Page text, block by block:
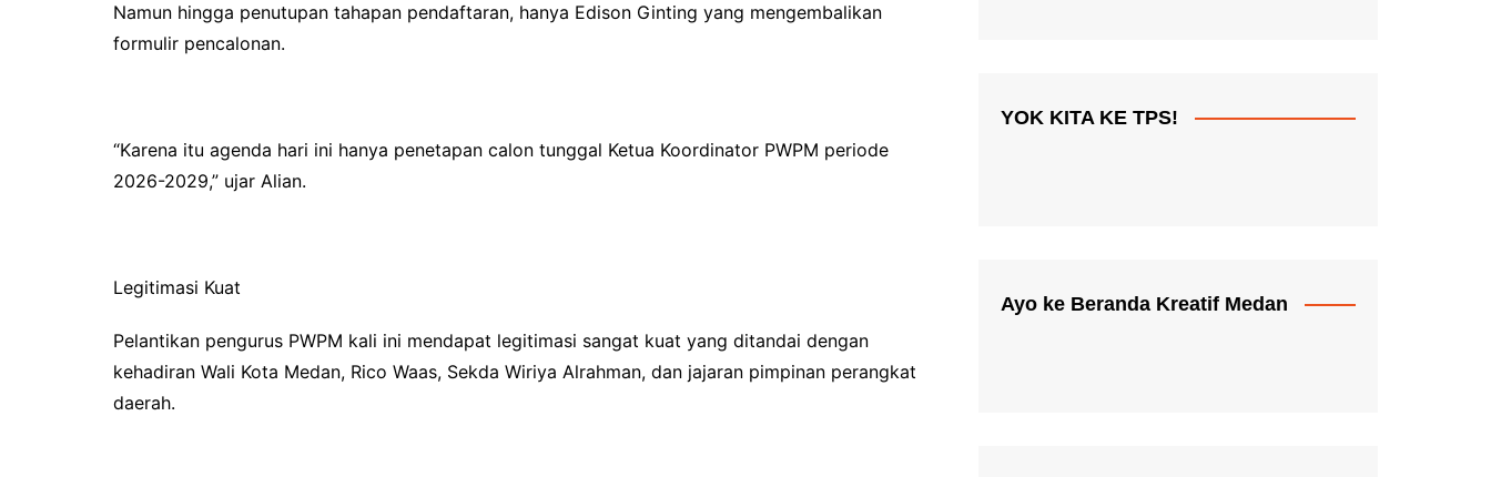
Namun hingga penutupan tahapan pendaftaran, hanya Edison Ginting yang mengembalikan
formulir pencalonan.
“Karena itu agenda hari ini hanya penetapan calon tunggal Ketua Koordinator PWPM periode
2026-2029,” ujar Alian.
Legitimasi Kuat
Pelantikan pengurus PWPM kali ini mendapat legitimasi sangat kuat yang ditandai dengan
kehadiran Wali Kota Medan, Rico Waas, Sekda Wiriya Alrahman, dan jajaran pimpinan perangkat
daerah.
YOK KITA KE TPS!
Ayo ke Beranda Kreatif Medan